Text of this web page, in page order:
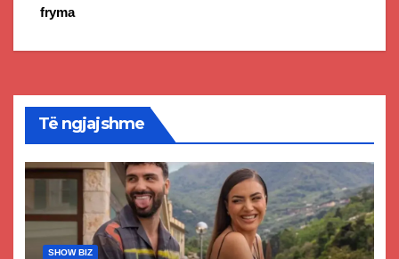
fryma
Të ngjajshme
SHOW BIZ